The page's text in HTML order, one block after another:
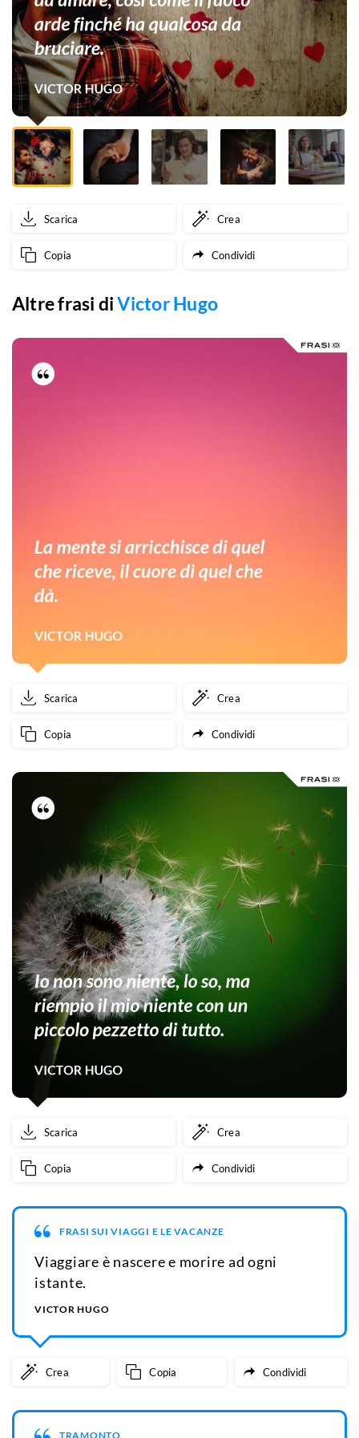
amare,
così
come
il
fuoco
arde
finché
ha
da
bruciare.
Scarica Crea
Copia Condividi
Altre frasi diVictor Hugo
Scarica Crea
Copia Condividi
Scarica Crea
Copia Condividi
FRASI SUI VIAGGI E LE VACANZE
Viaggiare è nascere e morire ad ogni
istante.
VICTOR HUGO
Crea Copia Condividi
TRAMONTO